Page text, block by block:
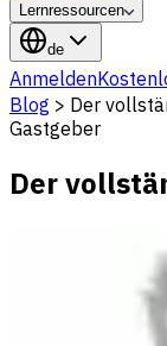
Lernressourcen
de
Anmelden
Blog > Der
Gastgeber
Der